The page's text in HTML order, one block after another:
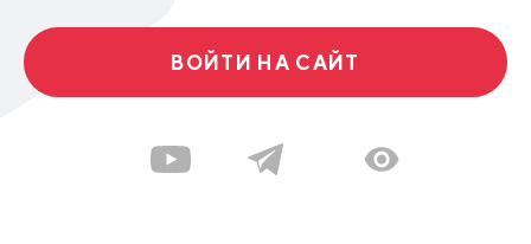
ВОЙТИ НА САЙТ